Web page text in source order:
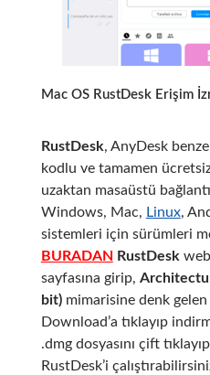
Mac OS RustDesk Erişim
RustDesk, AnyDesk
kodlu ve tamamen
uzaktan masaüstü
Windows, Mac, Linux,
sistemleri için sürümleri
BURADAN RustDesk
sayfasına girip,
bit)mimarisine denk gelen
Download’a tıklayıp
.dmg dosyasını çift
RustDesk’i